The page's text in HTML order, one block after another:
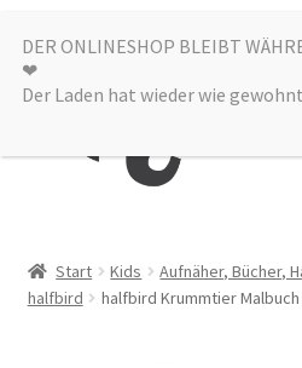
Zur
Navigation
springen
Zum
Inhalt
springen
Alle Produkte
Start Kids
Aufnäher, Bücher,
halfbird
halfbird Krummtier Malbuch
DER ONLINESHOP BLEIBT
❤︎
Der Laden hat wieder wie